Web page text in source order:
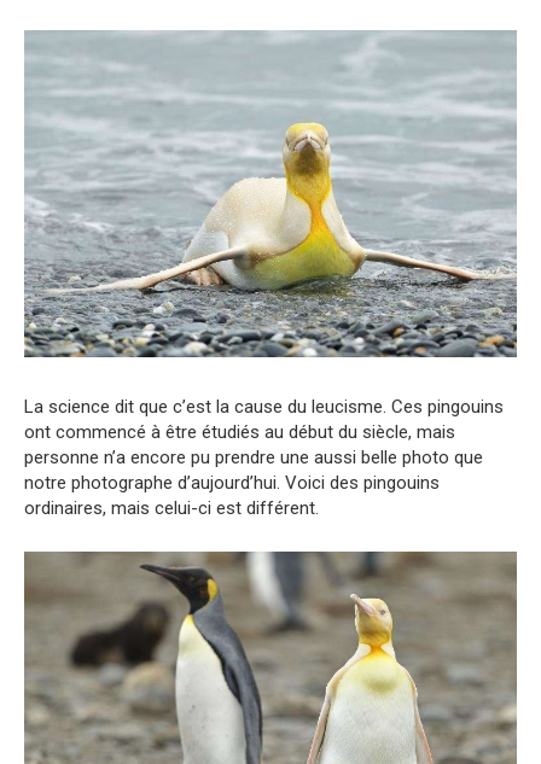
La science dit que c’est la cause du leucisme. Ces pingouins
ont commencé à être étudiés au début du siècle, mais
personne n’a encore pu prendre une aussi belle photo que
notre photographe d’aujourd’hui. Voici des pingouins
ordinaires, mais celui-ci est différent.